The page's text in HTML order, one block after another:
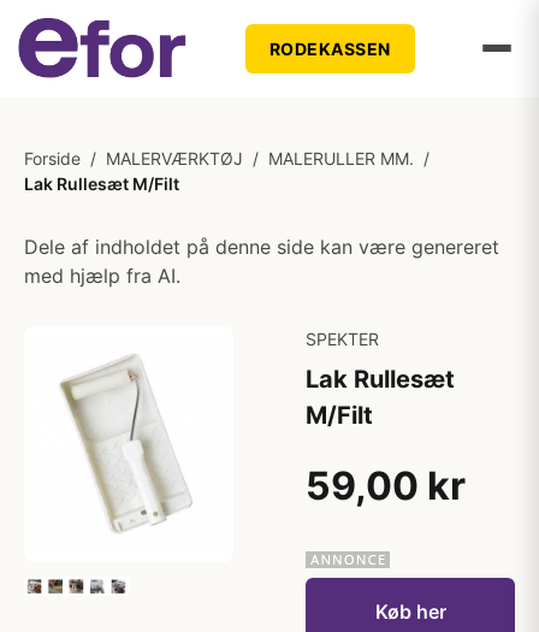
RODEKASSEN
Forside / MALERVÆRKTØJ / MALERULLER MM. /
Lak Rullesæt M/Filt
Dele af indholdet på denne side kan være genereret
med hjælp fra AI.
SPEKTER
Lak Rullesæt
M/Filt
59,00 kr
Køb her